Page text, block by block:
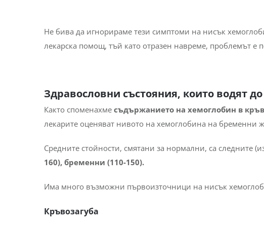
Избледняване на цвета на венците
Главоболие
Не бива да игнорираме тези симптоми на нисък
лекарска помощ, тъй като отразен навреме, проблемът е
Здравословни състояния, които водят
лекарите оценяват нивото на хемоглобина на бременни
Средните стойности, смятани за нормални, са следните